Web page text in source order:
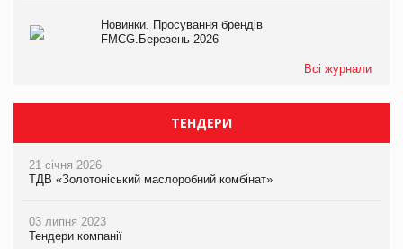
Новинки. Просування брендів
FMCG.Березень 2026
Всі журнали
ТЕНДЕРИ
21 січня 2026
ТДВ «Золотоніський маслоробний комбінат»
03 липня 2023
Тендери компанії